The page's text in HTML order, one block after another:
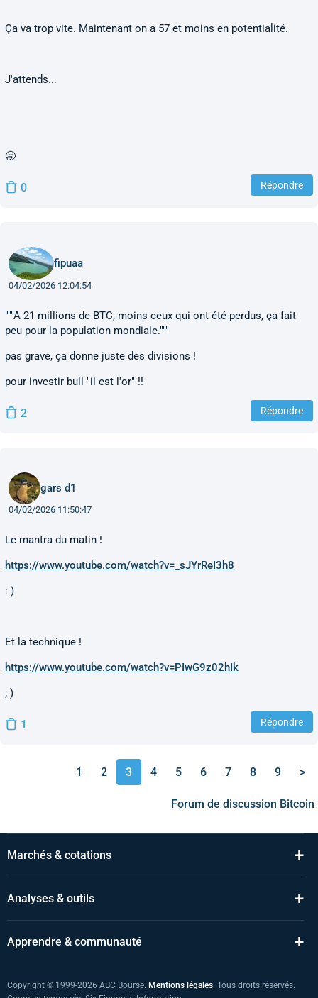
Ça va trop vite. Maintenant on a 57 et moins en potentialité.
J'attends...
🥱
0 Répondre
fipuaa
04/02/2026 12:04:54
"""A 21 millions de BTC, moins ceux qui ont été perdus, ça fait
peu pour la population mondiale."""
pas grave, ça donne juste des divisions !
pour investir bull "il est l'or" !!
2 Répondre
gars d1
04/02/2026 11:50:47
Le mantra du matin !
https://www.youtube.com/watch?v=_sJYrReI3h8
: )
Et la technique !
https://www.youtube.com/watch?v=PIwG9z02hIk
; )
1 Répondre
1 2 3 4 5 6 7 8 9 >
Forum de discussion Bitcoin
Marchés & cotations +
Analyses & outils +
Apprendre & communauté +
Copyright © 1999-2026 ABC Bourse. Mentions légales. Tous droits réservés.